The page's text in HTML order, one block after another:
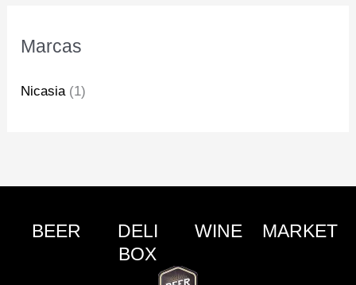
Marcas
Nicasia (1)
BEER
DELI
BOX
WINE MARKET